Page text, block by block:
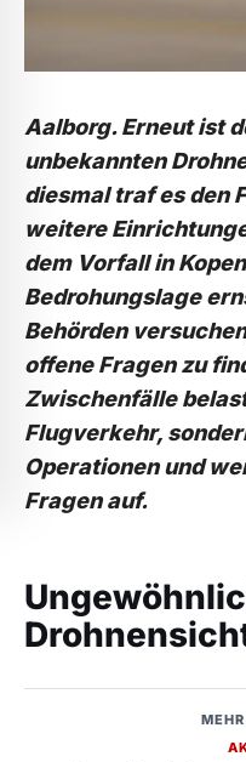
Aalborg. Erneut ist
unbekannten
diesmal traf es den
weitere
dem Vorfall in
Bedrohungslage
Behörden
offene Fragen zu
Zwischenfälle
Flugverkehr,
Operationen und
Fragen auf.